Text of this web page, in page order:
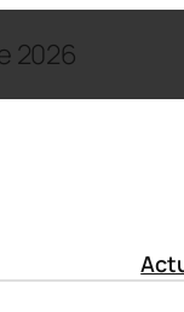
2026